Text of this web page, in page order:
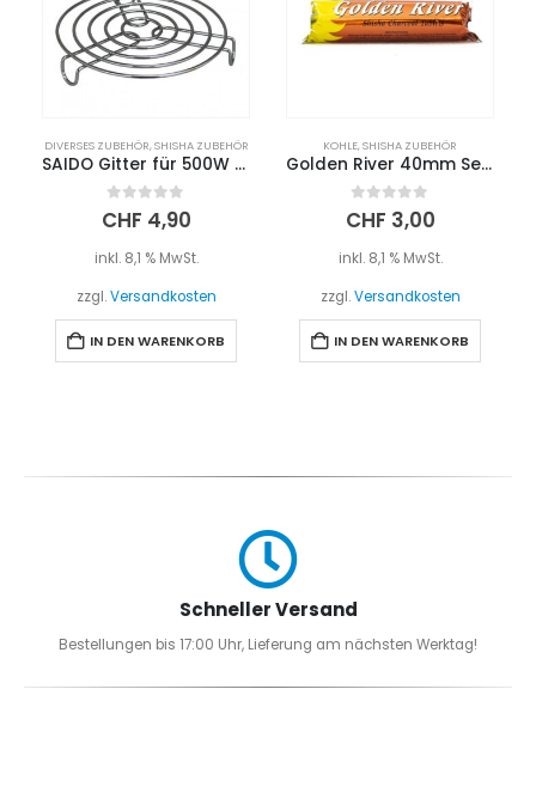
DIVERSES ZUBEHÖR,SHISHA ZUBEHÖR
SAIDO Gitter für 500W Kohleanzünder
0 out of 5
CHF 4,90
inkl. 8,1 % MwSt.
zzgl.Versandkosten
IN DEN WARENKORB
KOHLE,SHISHA ZUBEHÖR
Golden River 40mm Selbstzünder Kohle
0 out of 5
CHF 3,00
inkl. 8,1 % MwSt.
zzgl.Versandkosten
IN DEN WARENKORB
Schneller Versand
Bestellungen bis 17:00 Uhr, Lieferung am nächsten Werktag!